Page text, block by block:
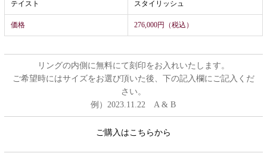
テイスト スタイリッシュ
価格 276,000円（税込）
リングの内側に無料にて刻印をお入れいたします。
ご希望時にはサイズをお選び頂いた後、下の記入欄にご記入くだ
さい。
例）2023.11.22 A & B
ご購入はこちらから